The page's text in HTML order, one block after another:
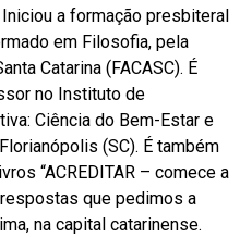
a formação presbiteral
em Filosofia, pela
Catarina (FACASC). É
no Instituto de
Ciência do Bem-Estar e
(SC). É também
“ACREDITAR – comece a
que pedimos a
na capital catarinense.